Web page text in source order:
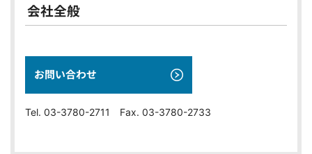
会社全般
お問い合わせ
Tel. 03-3780-2711 Fax. 03-3780-2733